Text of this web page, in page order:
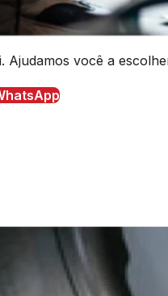
Ajudamos você a